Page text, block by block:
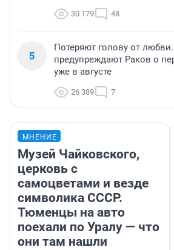
30 179 48
5
Потеряют голову от
предупреждают Раков о
уже в августе
26 389 7
МНЕНИЕ
Музей Чайковского,
церковь с
самоцветами и везде
символика СССР.
Тюменцы на авто
поехали по Уралу — что
они там нашли